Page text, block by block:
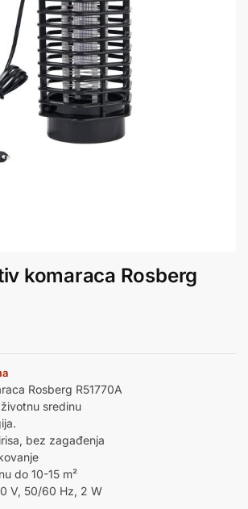
komaraca Rosberg
Rosberg R51770A
sredinu
bez zagađenja
do 10-15 m²
V, 50/60 Hz, 2 W